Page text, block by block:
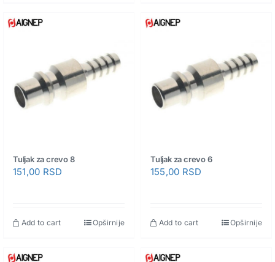
Tuljak za crevo 8
151,00 RSD
Add to cart Opširnije
Tuljak za crevo 6
155,00 RSD
Add to cart Opširnije